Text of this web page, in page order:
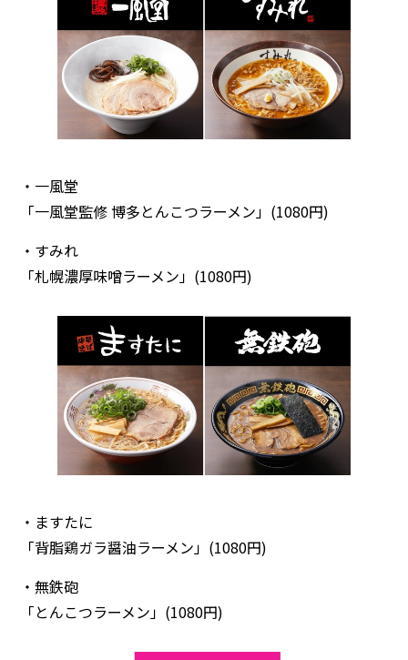
・一風堂
「一風堂監修 博多とんこつラーメン」(1080円)
・すみれ
「札幌濃厚味噌ラーメン」(1080円)
・ますたに
「背脂鶏ガラ醤油ラーメン」(1080円)
・無鉄砲
「とんこつラーメン」(1080円)